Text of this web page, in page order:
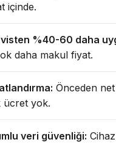
içinde.
%40-60 daha
daha makul fiyat.
Önceden
ücret yok.
veri güvenliği: